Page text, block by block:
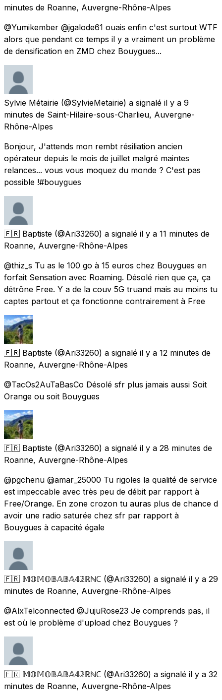
minutes de Roanne, Auvergne-Rhône-Alpes
@Yumikember @jgalode61 ouais enfin c'est surtout WTF
alors que pendant ce temps il y a vraiment un problème
de densification en ZMD chez Bouygues...
Sylvie Métairie (@SylvieMetairie) a signalé il y a 9
minutes de Saint-Hilaire-sous-Charlieu, Auvergne-
Rhône-Alpes
Bonjour, J'attends mon rembt résiliation ancien
opérateur depuis le mois de juillet malgré maintes
relances... vous vous moquez du monde ? C'est pas
possible !#bouygues
🇫🇷 Baptiste (@Ari33260) a signalé il y a 11 minutes de
Roanne, Auvergne-Rhône-Alpes
@thiz_s Tu as le 100 go à 15 euros chez Bouygues en
forfait Sensation avec Roaming. Désolé rien que ça, ça
détrône Free. Y a de la couv 5G truand mais au moins tu
captes partout et ça fonctionne contrairement à Free
🇫🇷 Baptiste (@Ari33260) a signalé il y a 12 minutes de
Roanne, Auvergne-Rhône-Alpes
@TacOs2AuTaBasCo Désolé sfr plus jamais aussi Soit
Orange ou soit Bouygues
🇫🇷 Baptiste (@Ari33260) a signalé il y a 28 minutes de
Roanne, Auvergne-Rhône-Alpes
@pgchenu @amar_25000 Tu rigoles la qualité de service
est impeccable avec très peu de débit par rapport à
Free/Orange. En zone crozon tu auras plus de chance d
avoir une radio saturée chez sfr par rapport à
Bouygues à capacité égale
🇫🇷 𝕄𝕆𝕄𝕆𝔹𝔸𝔹𝔸𝟜𝟚ℝℕℂ (@Ari33260) a signalé il y a 29
minutes de Roanne, Auvergne-Rhône-Alpes
@AlxTelconnected @JujuRose23 Je comprends pas, il
est où le problème d'upload chez Bouygues ?
🇫🇷 𝕄𝕆𝕄𝕆𝔹𝔸𝔹𝔸𝟜𝟚ℝℕℂ (@Ari33260) a signalé il y a 32
minutes de Roanne, Auvergne-Rhône-Alpes